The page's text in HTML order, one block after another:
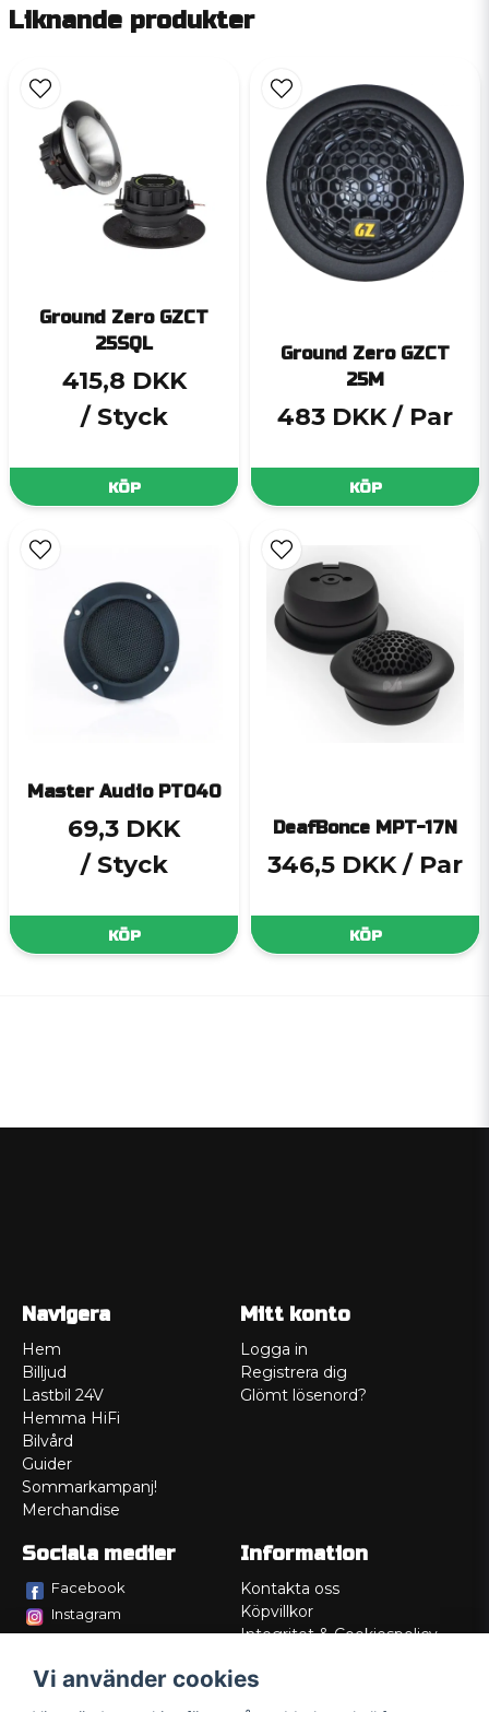
Liknande produkter
Ground Zero GZCT
25SQL
415,8 DKK
/ Styck
KÖP
Ground Zero GZCT
25M
483 DKK / Par
KÖP
Master Audio PT040
69,3 DKK
/ Styck
KÖP
DeafBonce MPT-17N
346,5 DKK / Par
KÖP
Navigera
Hem
Billjud
Lastbil 24V
Hemma HiFi
Bilvård
Guider
Sommarkampanj!
Merchandise
Mitt konto
Logga in
Registrera dig
Glömt lösenord?
Sociala medier
Facebook
Instagram
Information
Kontakta oss
Köpvillkor
Integritet & Cookiespolicy
Service/Garanti
Vi använder cookies